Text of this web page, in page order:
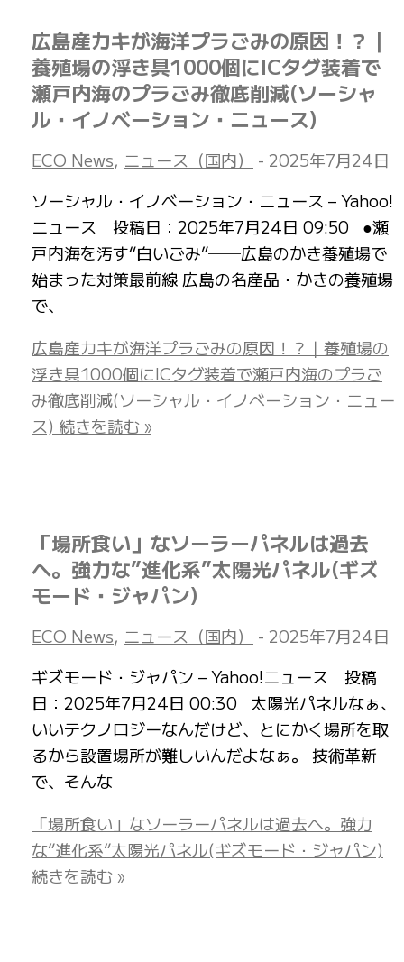
広島産カキが海洋プラごみの原因！？｜
養殖場の浮き具1000個にICタグ装着で
瀬戸内海のプラごみ徹底削減(ソーシャ
ル・イノベーション・ニュース)
ECO News, ニュース（国内） - 2025年7月24日
ソーシャル・イノベーション・ニュース – Yahoo!
ニュース 投稿日：2025年7月24日 09:50 ●瀬
戸内海を汚す“白いごみ”──広島のかき養殖場で
始まった対策最前線 広島の名産品・かきの養殖場
で、
広島産カキが海洋プラごみの原因！？｜養殖場の
浮き具1000個にICタグ装着で瀬戸内海のプラご
み徹底削減(ソーシャル・イノベーション・ニュー
ス) 続きを読む »
「場所食い」なソーラーパネルは過去
へ。強力な”進化系”太陽光パネル(ギズ
モード・ジャパン)
ECO News, ニュース（国内） - 2025年7月24日
ギズモード・ジャパン – Yahoo!ニュース 投稿
日：2025年7月24日 00:30 太陽光パネルなぁ、
いいテクノロジーなんだけど、とにかく場所を取
るから設置場所が難しいんだよなぁ。 技術革新
で、そんな
「場所食い」なソーラーパネルは過去へ。強力
な”進化系”太陽光パネル(ギズモード・ジャパン)
続きを読む »